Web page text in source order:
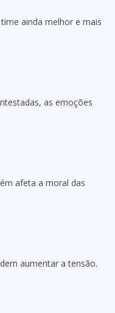
ainda melhor e mais
as emoções
afeta a moral das
aumentar a tensão.